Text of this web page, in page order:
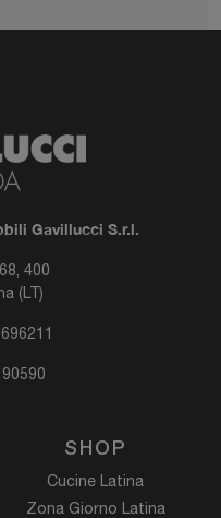
Gavillucci S.r.l.
400
(LT)
SHOP
Cucine Latina
Zona Giorno Latina